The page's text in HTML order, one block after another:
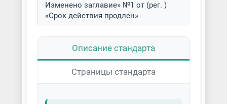
Изменено заглавие» №1 от (рег. )
«Срок действия продлен»
Описание стандарта
Страницы стандарта